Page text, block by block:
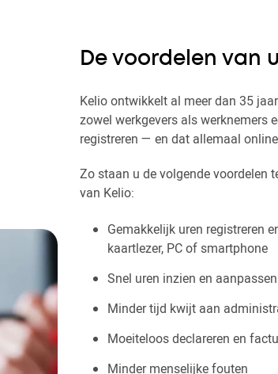
De voordelen van
Kelio ontwikkelt al meer dan 35 jaar
zowel werkgevers als werknemers
registreren — en dat allemaal
Zo staan u de volgende voordelen
van Kelio:
Gemakkelijk uren registreren
kaartlezer, PC of smartphone
Snel uren inzien en
Minder tijd kwijt aan
Moeiteloos declareren en
Minder menselijke fouten